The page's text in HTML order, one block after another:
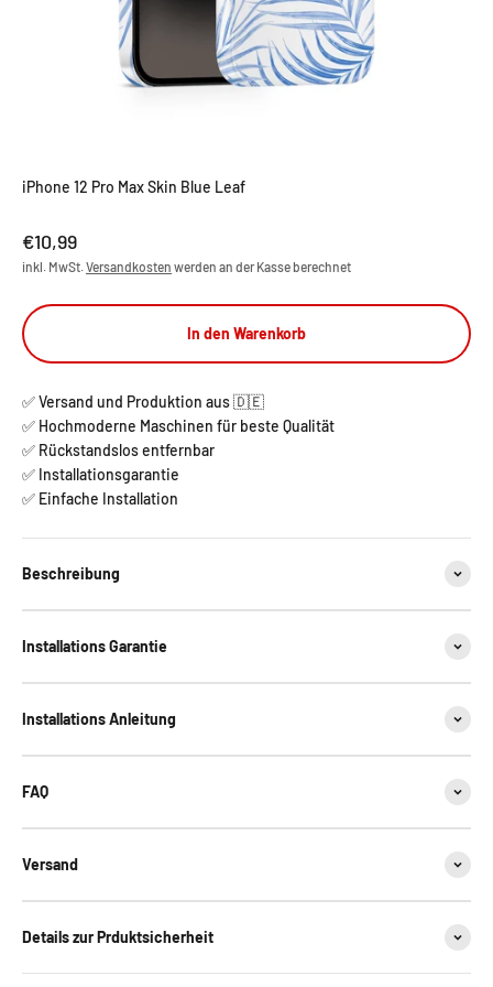
iPhone 12 Pro Max Skin Blue Leaf
Angebot
€10,99
inkl. MwSt.Versandkosten werden an der Kasse berechnet
In den Warenkorb
✅ Versand und Produktion aus 🇩🇪
✅ Hochmoderne Maschinen für beste Qualität
✅ Rückstandslos entfernbar
✅ Installationsgarantie
✅ Einfache Installation
Beschreibung
Installations Garantie
Installations Anleitung
FAQ
Versand
Details zur Prduktsicherheit